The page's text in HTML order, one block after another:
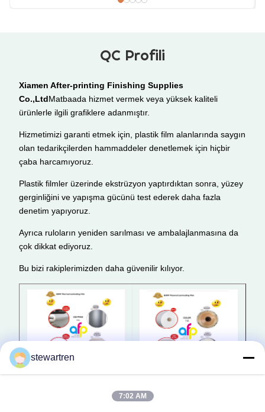
QC Profili
Xiamen After-printing Finishing Supplies
Co.,LtdMatbaada hizmet vermek veya yüksek kaliteli
ürünlerle ilgili grafiklere adanmıştır.
Hizmetimizi garanti etmek için, plastik film alanlarında saygın
olan tedarikçilerden hammaddeler denetlemek için hiçbir
çaba harcamıyoruz.
Plastik filmler üzerinde ekstrüzyon yaptırdıktan sonra, yüzey
gerginliğini ve yapışma gücünü test ederek daha fazla
denetim yapıyoruz.
Ayrıca ruloların yeniden sarılması ve ambalajlanmasına da
çok dikkat ediyoruz.
Bu bizi rakiplerimizden daha güvenilir kılıyor.
stewartren
7:02 AM